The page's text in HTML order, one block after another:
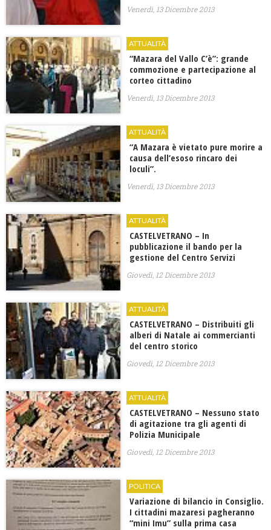
Venerdì, 13 Dicembre 2013
ATTUALITÀ
“Mazara del Vallo C’è”: grande
commozione e partecipazione al
corteo cittadino
Venerdì, 13 Dicembre 2013
ATTUALITÀ
“A Mazara è vietato pure morire a
causa dell’esoso rincaro dei
loculi”.
Venerdì, 13 Dicembre 2013
ATTUALITÀ
CASTELVETRANO – In
pubblicazione il bando per la
gestione del Centro Servizi
Giovedì, 12 Dicembre 2013
ATTUALITÀ
CASTELVETRANO – Distribuiti gli
alberi di Natale ai commercianti
del centro storico
Giovedì, 12 Dicembre 2013
ATTUALITÀ
CASTELVETRANO – Nessuno stato
di agitazione tra gli agenti di
Polizia Municipale
Giovedì, 12 Dicembre 2013
POLITICA
Variazione di bilancio in Consiglio.
I cittadini mazaresi pagheranno
“mini Imu” sulla prima casa